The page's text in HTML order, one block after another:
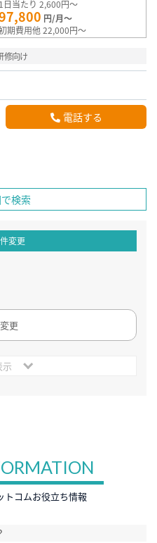
1日当たり 2,600円～
円/月～
期費用他 22,000円～
修向け
電話する
検索
変更
更
示
トコムお役立ち情報